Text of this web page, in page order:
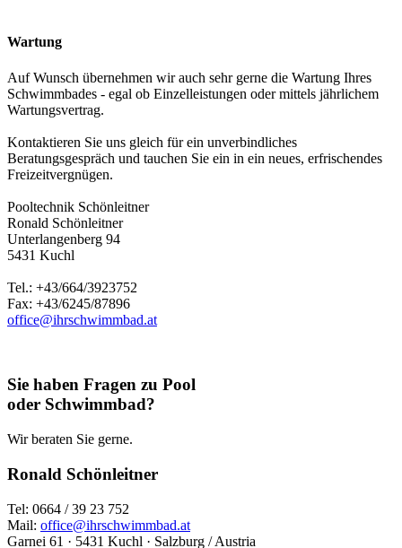
Wartung
Auf Wunsch übernehmen wir auch sehr gerne die Wartung Ihres
Schwimmbades - egal ob Einzelleistungen oder mittels jährlichem
Wartungsvertrag.
Kontaktieren Sie uns gleich für ein unverbindliches
Beratungsgespräch und tauchen Sie ein in ein neues, erfrischendes
Freizeitvergnügen.
Pooltechnik Schönleitner
Ronald Schönleitner
Unterlangenberg 94
5431 Kuchl
Tel.: +43/664/3923752
Fax: +43/6245/87896
office@ihrschwimmbad.at
Sie haben Fragen zu Pool
oder Schwimmbad?
Wir beraten Sie gerne.
Ronald Schönleitner
Tel: 0664 / 39 23 752
Mail: office@ihrschwimmbad.at
Garnei 61 · 5431 Kuchl · Salzburg / Austria